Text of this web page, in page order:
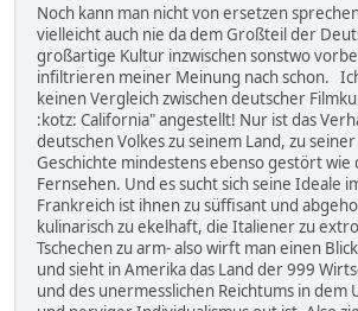
Noch kann man nicht von ersetzen
vielleicht auch nie da dem Großteil der
großartige Kultur inzwischen sonstwo
infiltrieren meiner Meinung nach schon.
keinen Vergleich zwischen deutscher
:kotz: California" angestellt! Nur ist das
deutschen Volkes zu seinem Land, zu
Geschichte mindestens ebenso gestört wie
Fernsehen. Und es sucht sich seine Ideale
Frankreich ist ihnen zu süffisant und
kulinarisch zu ekelhaft, die Italiener zu
Tschechen zu arm- also wirft man einen
und sieht in Amerika das Land der 999
und des unermesslichen Reichtums in